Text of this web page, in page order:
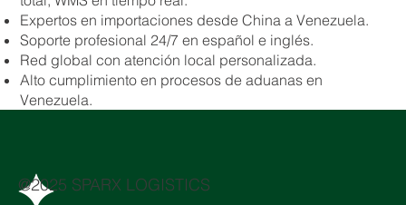
Expertos en importaciones desde China a Venezuela.
Soporte profesional 24/7 en español e inglés.
Red global con atención local personalizada.
Alto cumplimiento en procesos de aduanas en
Venezuela.
@2025 SPARX LOGISTICS